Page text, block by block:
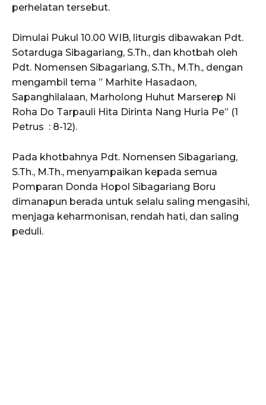
perhelatan tersebut.
Dimulai Pukul 10.00 WIB, liturgis dibawakan Pdt.
Sotarduga Sibagariang, S.Th., dan khotbah oleh
Pdt. Nomensen Sibagariang, S.Th., M.Th., dengan
mengambil tema ” Marhite Hasadaon,
Sapanghilalaan, Marholong Huhut Marserep Ni
Roha Do Tarpauli Hita Dirinta Nang Huria Pe” (1
Petrus : 8-12).
Pada khotbahnya Pdt. Nomensen Sibagariang,
S.Th., M.Th., menyampaikan kepada semua
Pomparan Donda Hopol Sibagariang Boru
dimanapun berada untuk selalu saling mengasihi,
menjaga keharmonisan, rendah hati, dan saling
peduli.